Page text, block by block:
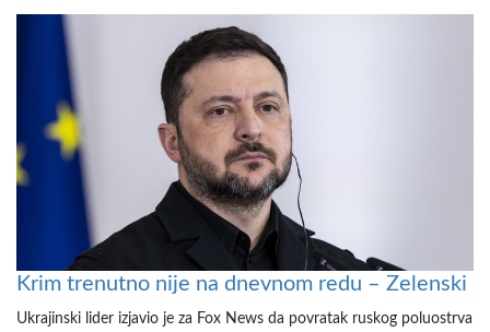
Krim trenutno nije na dnevnom redu – Zelenski
Ukrajinski lider izjavio je za Fox News da povratak ruskog poluostrva